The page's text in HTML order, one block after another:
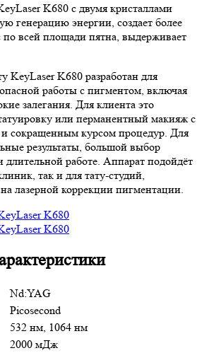
K680 с двумя кристаллами
генерацию энергии, создает более
всей площади пятна, выдерживает
KeyLaser K680 разработан для
работы с пигментом, включая
залегания. Для клиента это
или перманентный макияж с
сокращенным курсом процедур. Для
результаты, большой выбор
длительной работе. Аппарат подойдёт
так и для тату-студий,
лазерной коррекции пигментации.
Nd:YAG
Picosecond
532 нм, 1064 нм
2000 мДж